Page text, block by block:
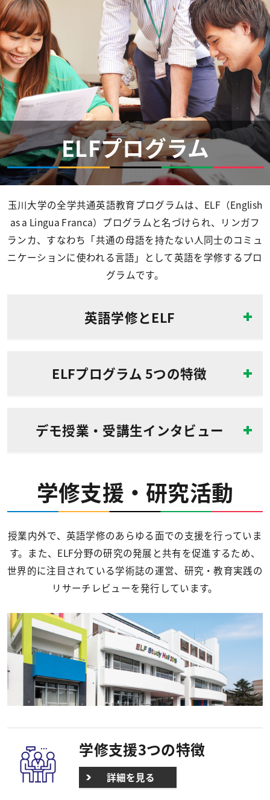
ELFプログラム
玉川大学の全学共通英語教育プログラムは、ELF（English
as a Lingua Franca）プログラムと名づけられ、リンガフ
ランカ、すなわち「共通の母語を持たない人同士のコミュ
ニケーションに使われる言語」として英語を学修するプロ
グラムです。
英語学修とELF
ELFプログラム 5つの特徴
デモ授業・受講生インタビュー
学修支援・研究活動
授業内外で、英語学修のあらゆる面での支援を行っていま
す。また、ELF分野の研究の発展と共有を促進するため、
世界的に注目されている学術誌の運営、研究・教育実践の
リサーチレビューを発行しています。
学修支援3つの特徴
詳細を見る